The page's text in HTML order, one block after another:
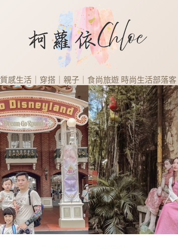
質感生活｜穿搭｜親子｜食尚旅遊 時尚生活部落客